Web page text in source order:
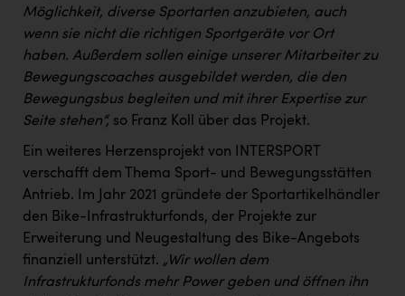
Möglichkeit, diverse Sportarten anzubieten, auch
wenn sie nicht die richtigen Sportgeräte vor Ort
haben. Außerdem sollen einige unserer Mitarbeiter zu
Bewegungscoaches ausgebildet werden, die den
Bewegungsbus begleiten und mit ihrer Expertise zur
Seite stehen“, so Franz Koll über das Projekt.
Ein weiteres Herzensprojekt von INTERSPORT
verschafft dem Thema Sport- und Bewegungsstätten
Antrieb. Im Jahr 2021 gründete der Sportartikelhändler
den Bike-Infrastrukturfonds, der Projekte zur
Erweiterung und Neugestaltung des Bike-Angebots
finanziell unterstützt. „Wir wollen dem
Infrastrukturfonds mehr Power geben und öffnen ihn